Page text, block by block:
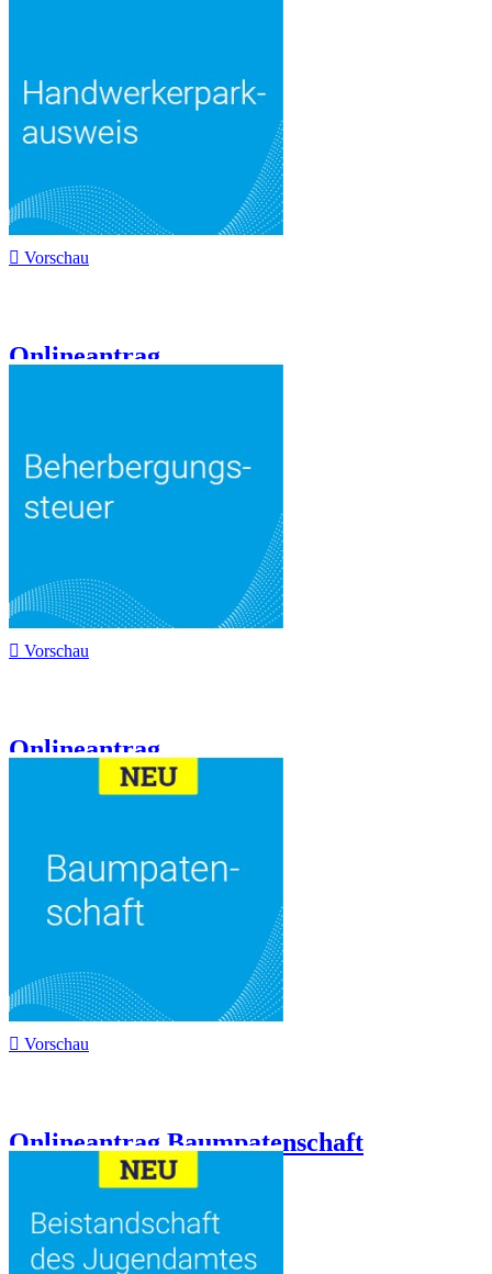
 Vorschau
Onlineantrag...
 Vorschau
Onlineantrag...
 Vorschau
Onlineantrag Baumpatenschaft